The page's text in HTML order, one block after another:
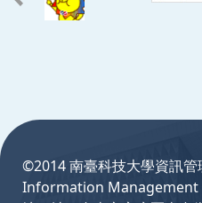
©2014 南臺科技大學資訊
Information Management